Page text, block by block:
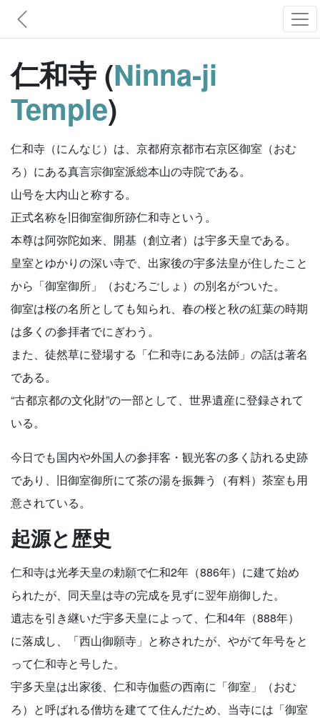
仁和寺 (Ninna-ji
Temple)
仁和寺（にんなじ）は、京都府京都市右京区御室（おむ
ろ）にある真言宗御室派総本山の寺院である。
山号を大内山と称する。
正式名称を旧御室御所跡仁和寺という。
本尊は阿弥陀如来、開基（創立者）は宇多天皇である。
皇室とゆかりの深い寺で、出家後の宇多法皇が住したこと
から「御室御所」（おむろごしょ）の別名がついた。
御室は桜の名所としても知られ、春の桜と秋の紅葉の時期
は多くの参拝者でにぎわう。
また、徒然草に登場する「仁和寺にある法師」の話は著名
である。
“古都京都の文化財”の一部として、世界遺産に登録されて
いる。
今日でも国内や外国人の参拝客・観光客の多く訪れる史跡
であり、旧御室御所にて茶の湯を振舞う（有料）茶室も用
意されている。
起源と歴史
仁和寺は光孝天皇の勅願で仁和2年（886年）に建て始め
られたが、同天皇は寺の完成を見ずに翌年崩御した。
遺志を引き継いだ宇多天皇によって、仁和4年（888年）
に落成し、「西山御願寺」と称されたが、やがて年号をと
って仁和寺と号した。
宇多天皇は出家後、仁和寺伽藍の西南に「御室」（おむ
ろ）と呼ばれる僧坊を建てて住んだため、当寺には「御室